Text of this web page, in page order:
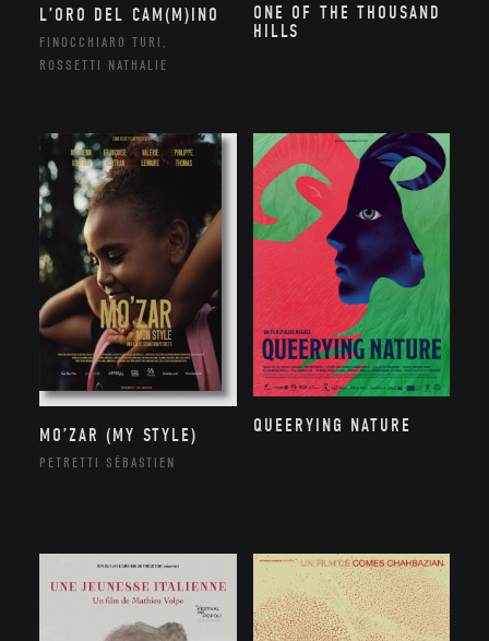
L’ORO DEL CAM(M)INO
FINOCCHIARO TURI,
ROSSETTI NATHALIE
ONE OF THE THOUSAND
HILLS
MO’ZAR (MY STYLE)
PETRETTI SÉBASTIEN
QUEERYING NATURE